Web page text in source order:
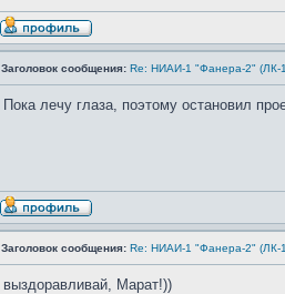
Заголовок сообщения: Re: НИАИ-1 "Фанера-2" (ЛК-
Пока лечу глаза, поэтому остановил
Заголовок сообщения: Re: НИАИ-1 "Фанера-2" (ЛК-
выздоравливай, Марат!))